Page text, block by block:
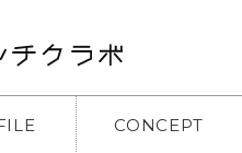
CONCEPT